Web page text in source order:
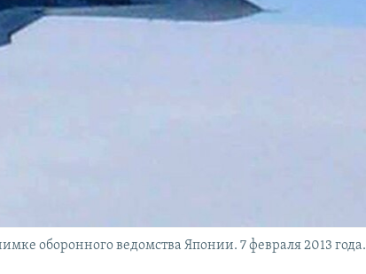
оборонного ведомства Японии. 7 февраля 2013 года.